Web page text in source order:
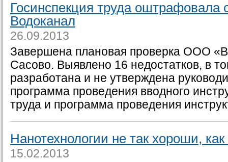
Госинспекция труда оштрафовала
Водоканал
26.09.2013
Завершена плановая проверка ООО
Сасово. Выявлено 16 недостатков, в
разработана и не утверждена
программа проведения вводного
труда и программа проведения
Нанотехнологии не так хороши, как
15.02.2013